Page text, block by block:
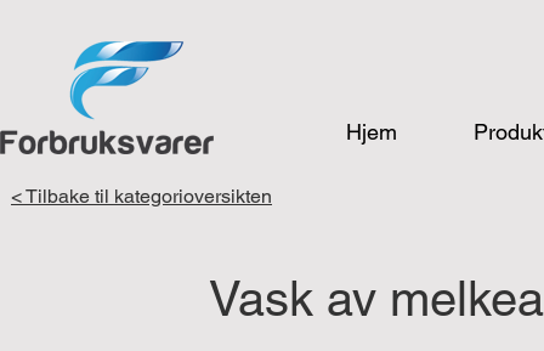
Hjem
< Tilbake til kategorioversikten
Vask av